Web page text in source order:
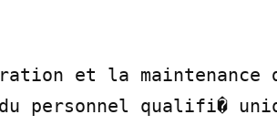
et la maintenance
personnel qualifi�